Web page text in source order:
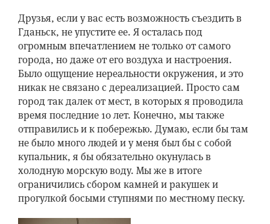
Друзья, если у вас есть возможность съездить в
Гданьск, не упустите ее. Я осталась под
огромным впечатлением не только от самого
города, но даже от его воздуха и настроения.
Было ощущение нереальности окружения, и это
никак не связано с дереализацией. Просто сам
город так далек от мест, в которых я проводила
время последние 10 лет. Конечно, мы также
отправились и к побережью. Думаю, если бы там
не было много людей и у меня был бы с собой
купальник, я бы обязательно окунулась в
холодную морскую воду. Мы же в итоге
ограничились сбором камней и ракушек и
прогулкой босыми ступнями по местному песку.